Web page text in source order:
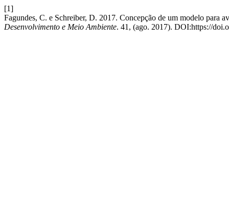
[1]
Fagundes, C. e Schreiber, D. 2017. Concepção de um modelo para
Desenvolvimento e Meio Ambiente. 41, (ago. 2017). DOI:https://